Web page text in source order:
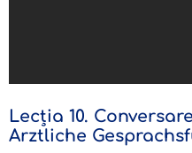
Lecția 10.
Arztliche